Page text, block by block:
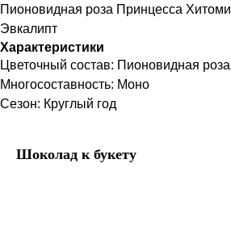
Пионовидная роза Принцесса Хитоми
Эвкалипт
Характеристики
Цветочный состав: Пионовидная роза
Многосоставность: Моно
Сезон: Круглый год
Шоколад к букету